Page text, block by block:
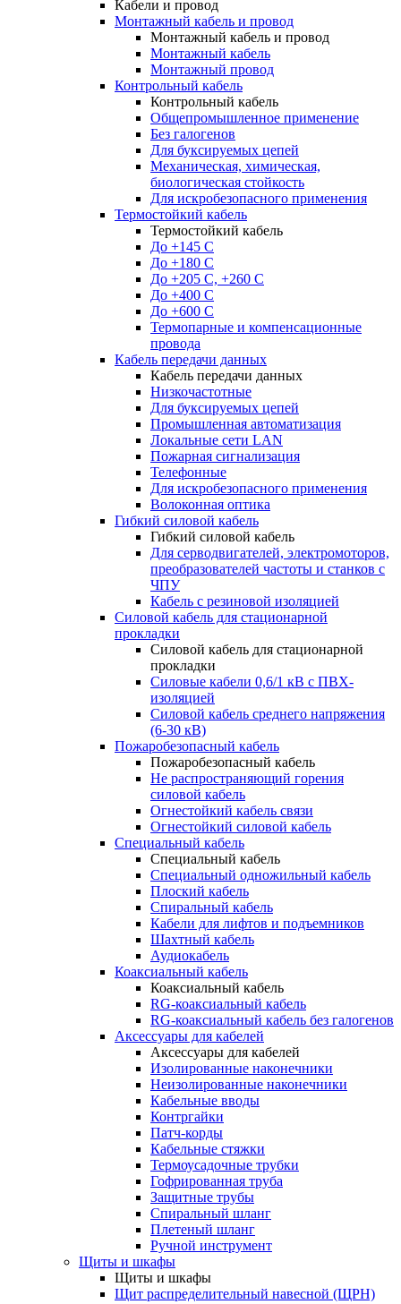
Кабели и провод
Монтажный кабель и провод
Монтажный кабель и провод
Монтажный кабель
Монтажный провод
Контрольный кабель
Контрольный кабель
Общепромышленное применение
Без галогенов
Для буксируемых цепей
Механическая, химическая,
биологическая стойкость
Для искробезопасного применения
Термостойкий кабель
Термостойкий кабель
До +145 С
До +180 C
До +205 С, +260 С
До +400 C
До +600 С
Термопарные и компенсационные
провода
Кабель передачи данных
Кабель передачи данных
Низкочастотные
Для буксируемых цепей
Промышленная автоматизация
Локальные сети LAN
Пожарная сигнализация
Телефонные
Для искробезопасного применения
Волоконная оптика
Гибкий силовой кабель
Гибкий силовой кабель
Для серводвигателей, электромоторов,
преобразователей частоты и станков с
ЧПУ
Кабель с резиновой изоляцией
Силовой кабель для стационарной
прокладки
Силовой кабель для стационарной
прокладки
Силовые кабели 0,6/1 кВ с ПВХ-
изоляцией
Силовой кабель среднего напряжения
(6-30 кВ)
Пожаробезопасный кабель
Пожаробезопасный кабель
Не распространяющий горения
силовой кабель
Огнестойкий кабель связи
Огнестойкий силовой кабель
Специальный кабель
Специальный кабель
Специальный одножильный кабель
Плоский кабель
Спиральный кабель
Кабели для лифтов и подъемников
Шахтный кабель
Аудиокабель
Коаксиальный кабель
Коаксиальный кабель
RG-коаксиальный кабель
RG-коаксиальный кабель без галогенов
Аксессуары для кабелей
Аксессуары для кабелей
Изолированные наконечники
Неизолированные наконечники
Кабельные вводы
Контргайки
Патч-корды
Кабельные стяжки
Термоусадочные трубки
Гофрированная труба
Защитные трубы
Спиральный шланг
Плетеный шланг
Ручной инструмент
Щиты и шкафы
Щиты и шкафы
Щит распределительный навесной (ЩРН)